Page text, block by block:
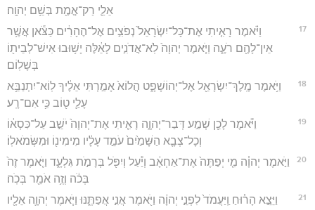
אֵלַ֛י רַק־אֱמֶ֖ת בְּשֵׁ֥ם יְהוָֽה׃
17
וַיֹּ֗אמֶר רָאִ֤יתִי אֶת־כָּל־יִשְׂרָאֵל֙ נְפֹצִ֣ים אֶל־הֶהָרִ֔ים כַּצֹּ֕אן אֲשֶׁ֥ר
אֵין־לָהֶ֖ם רֹעֶ֑ה וַיֹּ֤אמֶר יְהוָה֙ לֹֽא־אֲדֹנִ֣ים לָאֵ֔לֶּה יָשׁ֥וּבוּ אִישׁ־לְבֵית֖וֹ
בְּשָׁלֽוֹם׃
18
וַיֹּ֥אמֶר מֶֽלֶךְ־יִשְׂרָאֵ֖ל אֶל־יְהוֹשָׁפָ֑ט הֲלוֹא֙ אָמַ֣רְתִּי אֵלֶ֔יךָ לֽוֹא־יִתְנַבֵּ֥א
עָלַ֛י ט֖וֹב כִּ֥י אִם־רָֽע׃
19
וַיֹּ֕אמֶר לָכֵ֖ן שְׁמַ֣ע דְּבַר־יְהוָ֑ה רָאִ֤יתִי אֶת־יְהוָה֙ יֹשֵׁ֣ב עַל־כִּסְא֔וֹ
וְכָל־צְבָ֤א הַשָּׁמַ֙יִם֙ עֹמֵ֣ד עָלָ֔יו מִימִינ֖וֹ וּמִשְּׂמֹאלֽוֹ׃
20
וַיֹּ֣אמֶר יְהוָ֗ה מִ֤י יְפַתֶּה֙ אֶת־אַחְאָ֔ב וְיַ֕עַל וְיִפֹּ֖ל בְּרָמֹ֣ת גִּלְעָ֑ד וַיֹּ֤אמֶר זֶה֙
בְּכֹ֔ה וְזֶ֥ה אֹמֵ֖ר בְּכֹֽה׃
21
וַיֵּצֵ֣א הָר֗וּחַ וַֽיַּעֲמֹד֙ לִפְנֵ֣י יְהוָ֔ה וַיֹּ֖אמֶר אֲנִ֣י אֲפַתֶּ֑נּוּ וַיֹּ֧אמֶר יְהוָ֛ה אֵלָ֖יו